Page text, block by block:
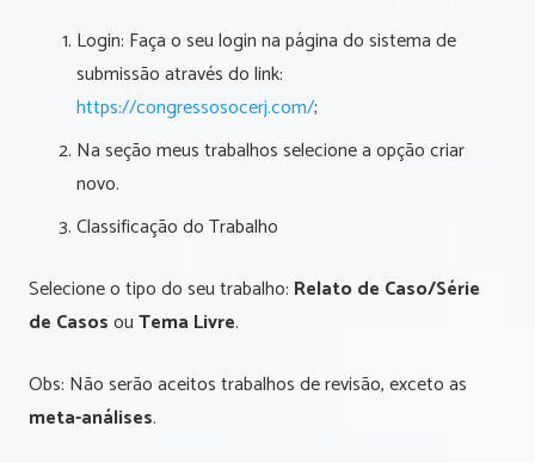
Login: Faça o seu login na página do sistema de
submissão através do link:
https://congressosocerj.com/;
Na seção meus trabalhos selecione a opção criar
novo.
Classificação do Trabalho
Selecione o tipo do seu trabalho: Relato de Caso/Série
de CasosouTema Livre.
Obs: Não serão aceitos trabalhos de revisão, exceto as
meta-análises.